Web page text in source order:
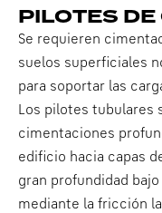
PILOTES
Se requieren
suelos superficiales
para soportar las
Los pilotes tubulares
cimentaciones
edificio hacia capas
gran profundidad
mediante la fricción